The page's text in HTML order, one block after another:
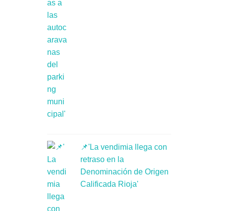
📌'La vendimia llega con
retraso en la
Denominación de Origen
Calificada Rioja'